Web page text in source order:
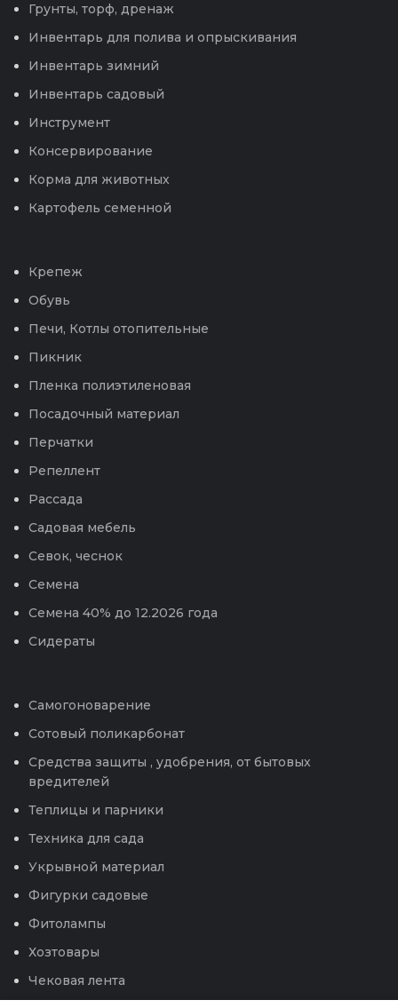
Грунты, торф, дренаж
Инвентарь для полива и опрыскивания
Инвентарь зимний
Инвентарь садовый
Инструмент
Консервирование
Корма для животных
Картофель семенной
Крепеж
Обувь
Печи, Котлы отопительные
Пикник
Пленка полиэтиленовая
Посадочный материал
Перчатки
Репеллент
Рассада
Садовая мебель
Севок, чеснок
Семена
Семена 40% до 12.2026 года
Сидераты
Самогоноварение
Сотовый поликарбонат
Средства защиты , удобрения, от бытовых
вредителей
Теплицы и парники
Техника для сада
Укрывной материал
Фигурки садовые
Фитолампы
Хозтовары
Чековая лента